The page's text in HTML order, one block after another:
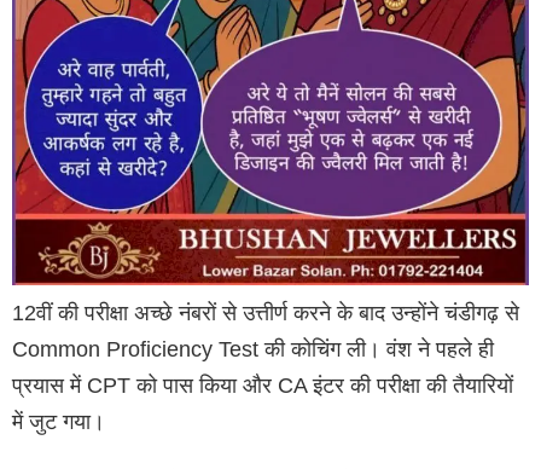
12वीं की परीक्षा अच्छे नंबरों से उत्तीर्ण करने के बाद उन्होंने चंडीगढ़ से
Common Proficiency Test की कोचिंग ली। वंश ने पहले ही
प्रयास में CPT को पास किया और CA इंटर की परीक्षा की तैयारियों
में जुट गया।